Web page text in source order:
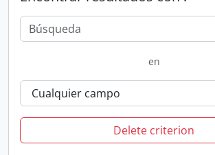
en
Delete criterion